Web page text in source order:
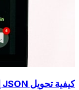
كيفية تحويل JSON إلى CSV